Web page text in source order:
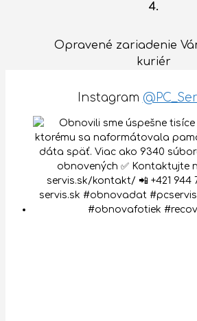
4.
Opravené zariadenie
kuriér
Instagram